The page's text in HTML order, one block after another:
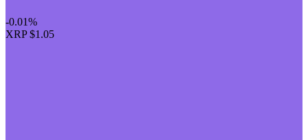
-0.01%
XRP $1.05